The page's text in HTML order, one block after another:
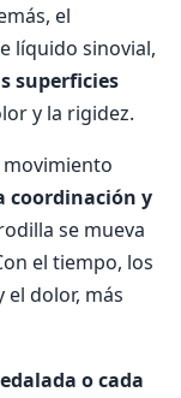
el
líquido sinovial,
superficies
y la rigidez.
movimiento
coordinación y
se mueva
el tiempo, los
el dolor, más
o cada